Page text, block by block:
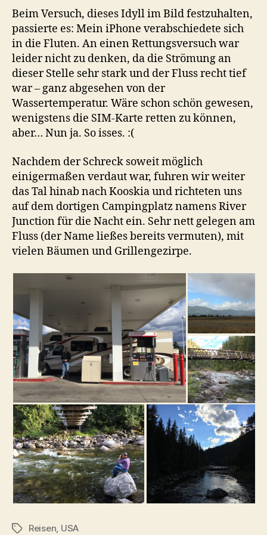
Beim Versuch, dieses Idyll im Bild festzuhalten,
passierte es: Mein iPhone verabschiedete sich
in die Fluten. An einen Rettungsversuch war
leider nicht zu denken, da die Strömung an
dieser Stelle sehr stark und der Fluss recht tief
war – ganz abgesehen von der
Wassertemperatur. Wäre schon schön gewesen,
wenigstens die SIM-Karte retten zu können,
aber… Nun ja. So isses. :(
Nachdem der Schreck soweit möglich
einigermaßen verdaut war, fuhren wir weiter
das Tal hinab nach Kooskia und richteten uns
auf dem dortigen Campingplatz namens River
Junction für die Nacht ein. Sehr nett gelegen am
Fluss (der Name ließes bereits vermuten), mit
vielen Bäumen und Grillengezirpe.
Schlagwörter
Reisen, USA